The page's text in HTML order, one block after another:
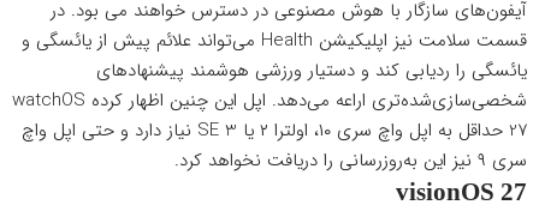
آیفون‌های سازگار با هوش مصنوعی در دسترس خواهند می بود. در
قسمت سلامت
نیز اپلیکیشن Health می‌تواند علائم پیش از یائسگی و
یائسگی را ردیابی کند و دستیار ورزشی هوشمند پیشنهاد‌های
شخصی‌سازی‌شده‌تری اراعه می‌دهد. اپل این چنین اظهار کرده watchOS
27 حداقل به اپل واچ سری ۱۰، اولترا ۲ یا SE 3 نیاز دارد و حتی اپل واچ
سری ۹ نیز این به‌روزرسانی را دریافت نخواهد کرد.
visionOS 27